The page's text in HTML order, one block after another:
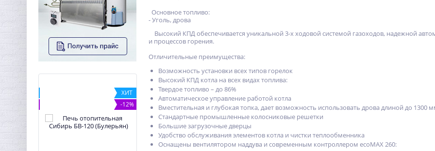
ХИТ
-12%
ХИТ
%
Основное топливо:
- Уголь, дрова
Высокий КПД обеспечивается уникальной 3-х ходовой системой газоходов, надежной
и процессов горения.
Отличительные преимущества:
Возможность установки всех типов горелок
Высокий КПД котла на всех видах топлива:
Твердое топливо – до 86%
Автоматическое управление работой котла
Вместительная и глубокая топка, дает возможность использовать дрова длиной до 1300
Стандартные промышленные колосниковые решетки
Большие загрузочные дверцы
Удобство обслуживания элементов котла и чистки теплообменника
Оснащены вентилятором наддува и современным контроллером ecoMAX 260: